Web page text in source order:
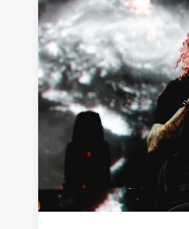
PREMIEREK
KULT
MÁSVILÁG
BLOG